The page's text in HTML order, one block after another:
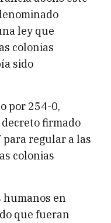
ley que
colonias
sido
por 254-0,
decreto firmado
regular a las
colonias
humanos en
que fueran